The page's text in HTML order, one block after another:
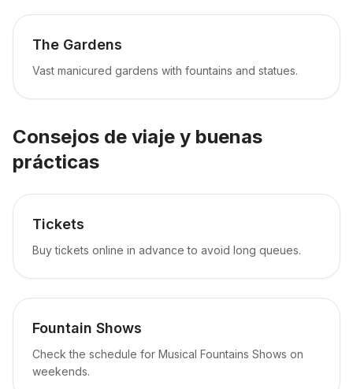
The Gardens
Vast manicured gardens with fountains and statues.
Consejos de viaje y buenas
prácticas
Tickets
Buy tickets online in advance to avoid long queues.
Fountain Shows
Check the schedule for Musical Fountains Shows on
weekends.